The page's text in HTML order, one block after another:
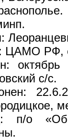
ЦАМО РФ,
с/с.
п/о